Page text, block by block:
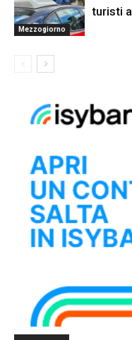
Mezzogiorno
turisti